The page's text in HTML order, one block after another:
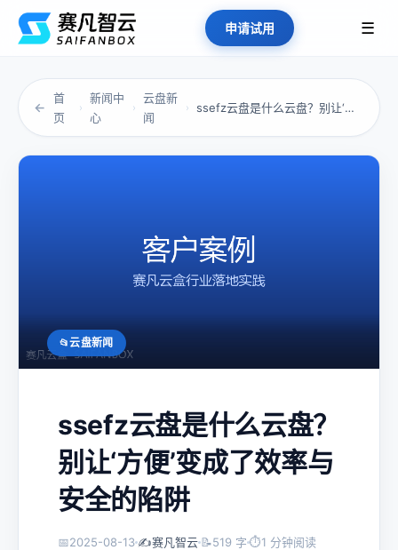
申请试用 ☰
←
首
页
›
新闻中
心
›
云盘新
闻
› ssefz云盘是什么云盘？别让‘方便’变成了...
云盘新闻
ssefz云盘是什么云盘？
别让‘方便’变成了效率与
安全的陷阱
📅2025-08-13 ✍️赛凡智云 📝519 字 ⏱1 分钟阅读